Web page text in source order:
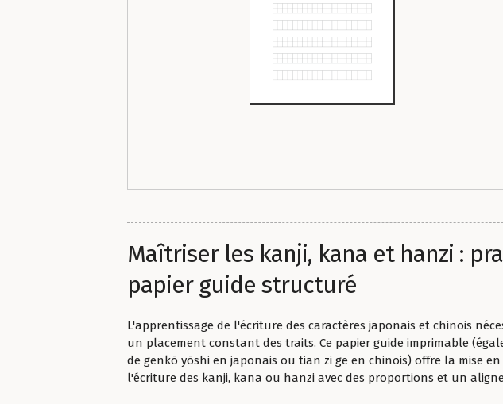
Maîtriser les kanji, kana et hanzi :
papier guide structuré
L'apprentissage de l'écriture des caractères japonais et chinois
un placement constant des traits. Ce papier guide imprimable
de genkō yōshi en japonais ou tian zi ge en chinois) offre la mise
l'écriture des kanji, kana ou hanzi avec des proportions et un